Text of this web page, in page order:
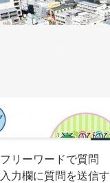
フリーワードで質問
入力欄に質問を送信